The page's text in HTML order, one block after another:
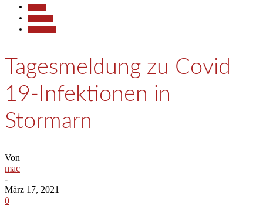
Tagesmeldung zu Covid
19-Infektionen in
Stormarn
Von
mac
-
März 17, 2021
0